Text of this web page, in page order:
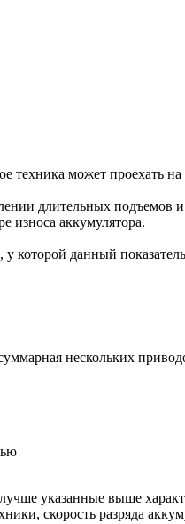
техника может проехать
длительных подъемов
износа аккумулятора.
у которой данный
нескольких
указанные выше
скорость разряда